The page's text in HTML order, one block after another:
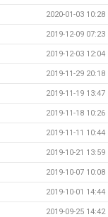
2020-01-03 10:28
2019-12-09 07:23
2019-12-03 12:04
2019-11-29 20:18
2019-11-19 13:47
2019-11-18 10:26
2019-11-11 10:44
2019-10-21 13:59
2019-10-07 10:08
2019-10-01 14:44
2019-09-25 14:42